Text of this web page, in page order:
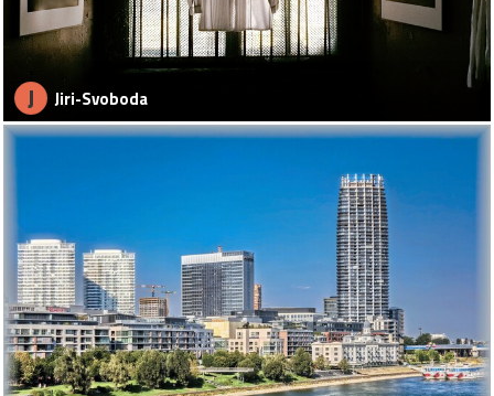
J Jiri-Svoboda